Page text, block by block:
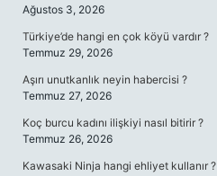
Ağustos 3, 2026
Türkiye’de hangi en çok köyü vardır ?
Temmuz 29, 2026
Aşırı unutkanlık neyin habercisi ?
Temmuz 27, 2026
Koç burcu kadını ilişkiyi nasıl bitirir ?
Temmuz 26, 2026
Kawasaki Ninja hangi ehliyet kullanır ?